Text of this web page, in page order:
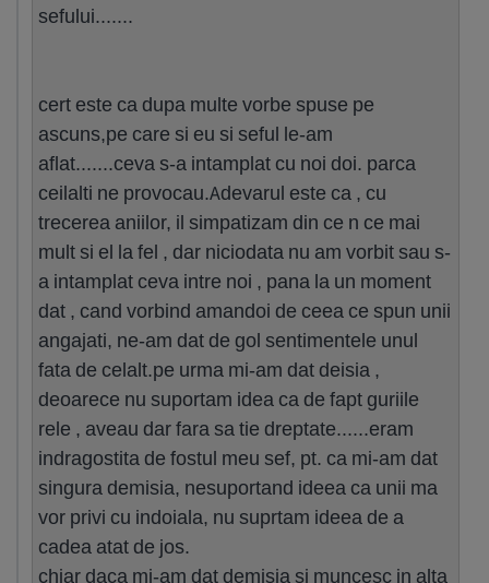
sefului.......
cert este ca dupa multe vorbe spuse pe
ascuns,pe care si eu si seful le-am
aflat.......ceva s-a intamplat cu noi doi. parca
ceilalti ne provocau.Adevarul este ca , cu
trecerea aniilor, il simpatizam din ce n ce mai
mult si el la fel , dar niciodata nu am vorbit sau s-
a intamplat ceva intre noi , pana la un moment
dat , cand vorbind amandoi de ceea ce spun unii
angajati, ne-am dat de gol sentimentele unul
fata de celalt.pe urma mi-am dat deisia ,
deoarece nu suportam idea ca de fapt guriile
rele , aveau dar fara sa tie dreptate......eram
indragostita de fostul meu sef, pt. ca mi-am dat
singura demisia, nesuportand ideea ca unii ma
vor privi cu indoiala, nu suprtam ideea de a
cadea atat de jos.
chiar daca mi-am dat demisia si muncesc in alta